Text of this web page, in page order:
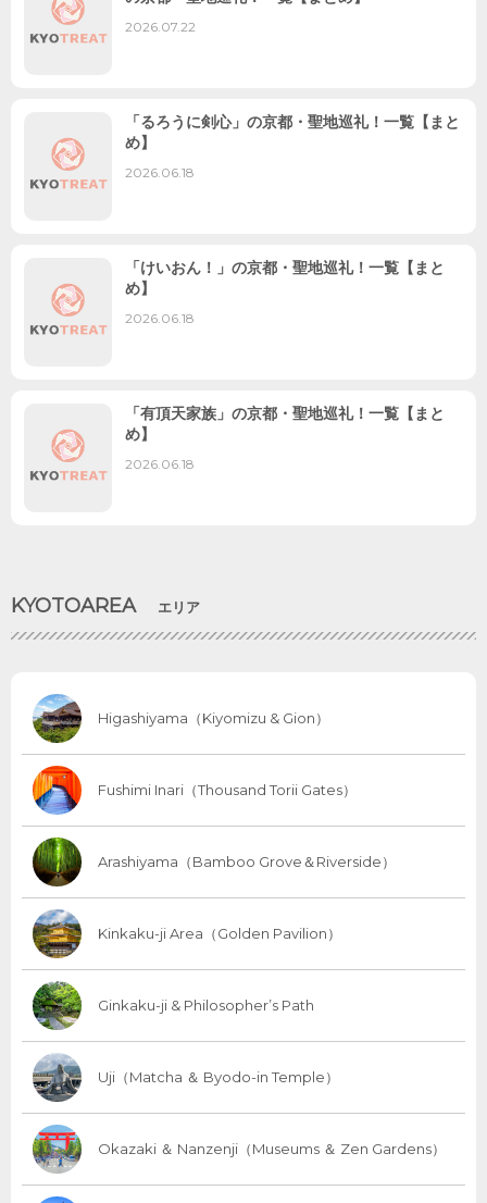
2026.07.22
「るろうに剣心」の京都・聖地巡礼！一覧【まと
め】
2026.06.18
「けいおん！」の京都・聖地巡礼！一覧【まと
め】
2026.06.18
「有頂天家族」の京都・聖地巡礼！一覧【まと
め】
2026.06.18
KYOTOAREA エリア
Higashiyama（Kiyomizu & Gion）
Fushimi Inari（Thousand Torii Gates）
Arashiyama（Bamboo Grove＆Riverside）
Kinkaku-ji Area（Golden Pavilion）
Ginkaku-ji & Philosopher’s Path
Uji（Matcha ＆ Byodo-in Temple）
Okazaki ＆ Nanzenji（Museums ＆ Zen Gardens）